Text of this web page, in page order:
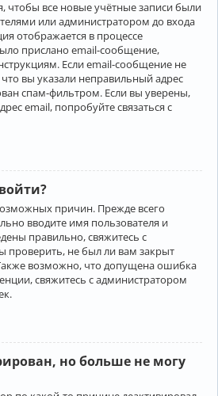
чтобы все новые учётные записи были
или администратором до входа
отображается в процессе
прислано email-сообщение,
Если email-сообщение не
вы указали неправильный адрес
спам-фильтром. Если вы уверены,
email, попробуйте связаться с
причин. Прежде всего
вводите имя пользователя и
правильно, свяжитесь с
проверить, не был ли вам закрыт
возможно, что допущена ошибка
свяжитесь с администратором
но больше не могу